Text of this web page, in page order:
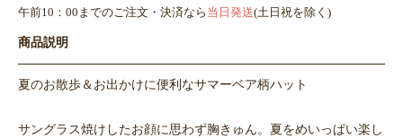
午前10：00までのご注文・決済なら 当日発送(土日祝を除く)
商品説明
夏のお散歩＆お出かけに便利なサマーベア柄ハット
サングラス焼けしたお顔に思わず胸きゅん。夏をめいっぱい楽し